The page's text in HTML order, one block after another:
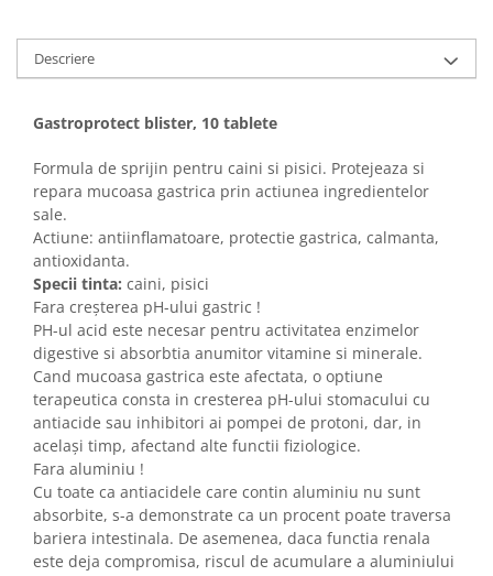
Servetele Umede
Covorase absorbante
Igiena Catel
Perii si descalcitoare caini
Solutii Atractante si repelente
Jucarii Pisici
Lese, Hamuri si Zgarzi
Recompense Delicioase
Descriere
Gastroprotect blister, 10 tablete
Formula de sprijin pentru caini si pisici. Protejeaza si
repara mucoasa gastrica prin actiunea ingredientelor
sale.
Actiune: antiinflamatoare, protectie gastrica, calmanta,
antioxidanta.
Specii tinta: caini, pisici
Fara creșterea pH-ului gastric !
PH-ul acid este necesar pentru activitatea enzimelor
digestive si absorbtia anumitor vitamine si minerale.
Cand mucoasa gastrica este afectata, o optiune
terapeutica consta in cresterea pH-ului stomacului cu
antiacide sau inhibitori ai pompei de protoni, dar, in
același timp, afectand alte functii fiziologice.
Fara aluminiu !
Cu toate ca antiacidele care contin aluminiu nu sunt
absorbite, s-a demonstrate ca un procent poate traversa
bariera intestinala. De asemenea, daca functia renala
este deja compromisa, riscul de acumulare a aluminiului